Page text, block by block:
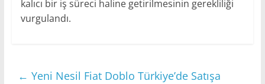
kalıcı bir iş süreci haline getirilmesinin gerekliliği
vurgulandı.
← Yeni Nesil Fiat Doblo Türkiye’de Satışa